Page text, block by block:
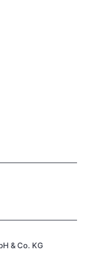
& Co. KG